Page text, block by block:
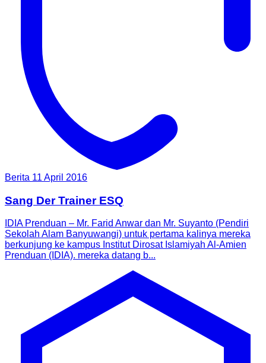
Berita 11 April 2016
Sang Der Trainer ESQ
IDIA Prenduan – Mr. Farid Anwar dan Mr. Suyanto (Pendiri
Sekolah Alam Banyuwangi) untuk pertama kalinya mereka
berkunjung ke kampus Institut Dirosat Islamiyah Al-Amien
Prenduan (IDIA). mereka datang b...